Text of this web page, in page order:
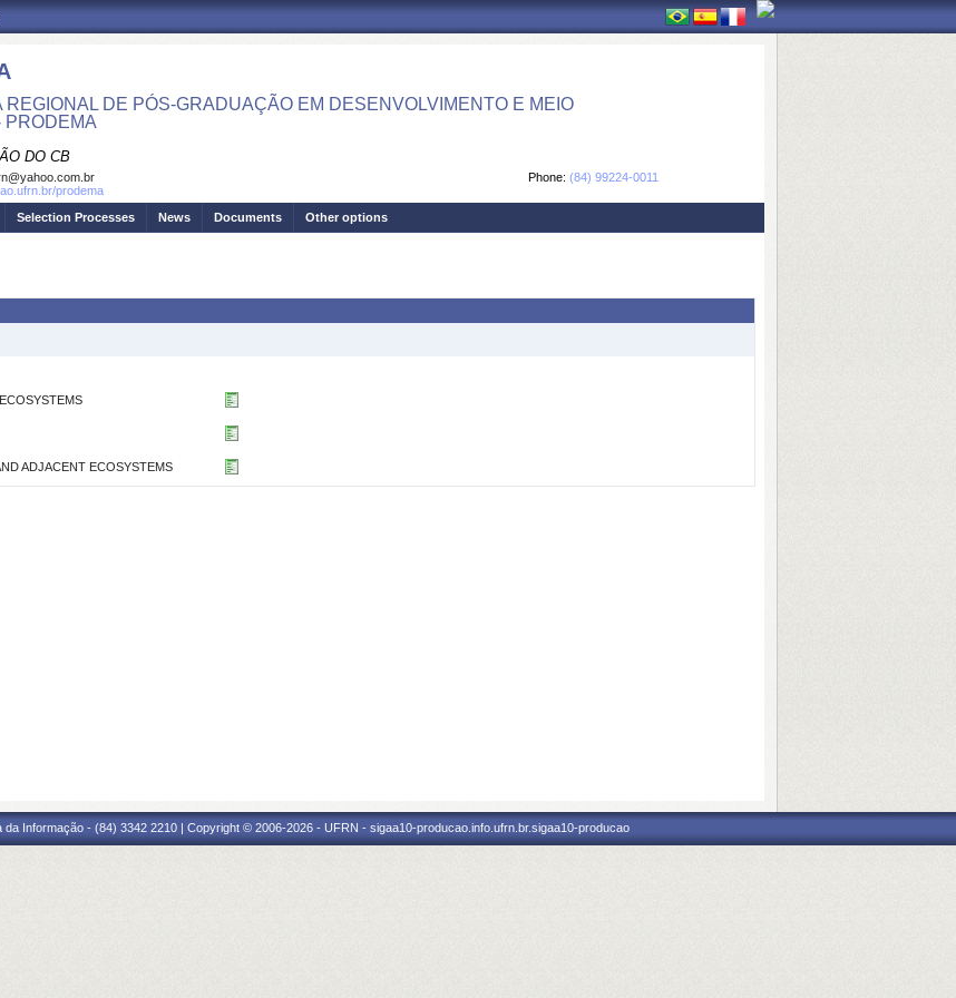
REGIONAL DE PÓS-GRADUAÇÃO EM DESENVOLVIMENTO E MEIO
PRODEMA
DO CB
Phone: (84) 99224-0011
prodema
Selection Processes News Documents Other options
ADJACENT ECOSYSTEMS
da Informação - (84) 3342 2210 | Copyright © 2006-2026 - UFRN - sigaa10-producao.info.ufrn.br.sigaa10-producao